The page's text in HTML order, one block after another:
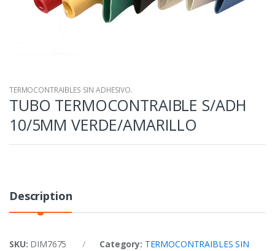
TERMOCONTRAIBLES SIN ADHESIVO.
TUBO TERMOCONTRAIBLE S/ADH
10/5MM VERDE/AMARILLO
Description
SKU: DIM7675 Category: TERMOCONTRAIBLES SIN